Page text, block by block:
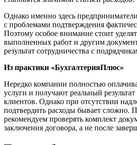
Однако именно здесь
с проблемами подтверждения
Поэтому особое внимание стоит
выполненных работ и другим
результат сотрудничества с
Из практики «БухгалтерияПлюс»
Нередко компании полностью
услуги и получают реальный
клиентов. Однако при отсутствии
подтвердить расходы бывает сложно.
рекомендуем проверять комплект
заключения договора, а не после